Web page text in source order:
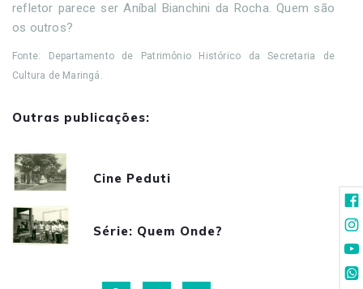
refletor parece ser Aníbal Bianchini da Rocha. Quem são
os outros?
Fonte: Departamento de Patrimônio Histórico da Secretaria de
Cultura de Maringá.
Outras publicações:
Cine Peduti
Série: Quem Onde?